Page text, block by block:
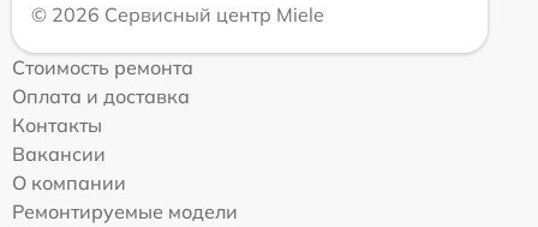
© 2026 Сервисный центр Miele
Стоимость ремонта
Оплата и доставка
Контакты
Вакансии
О компании
Ремонтируемые модели